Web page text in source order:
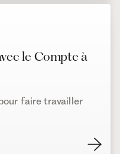
le Compte à
faire travailler